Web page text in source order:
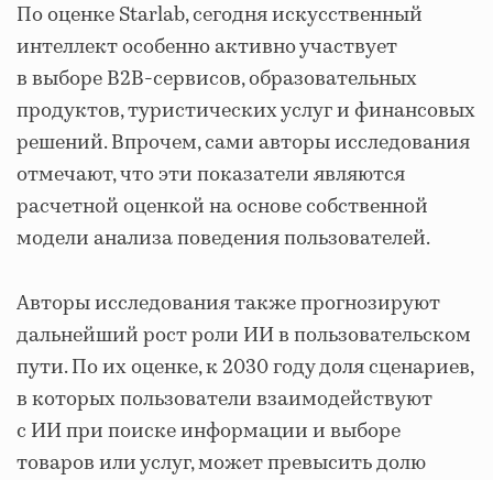
По оценке Starlab, сегодня искусственный
интеллект особенно активно участвует
в выборе B2B-сервисов, образовательных
продуктов, туристических услуг и финансовых
решений. Впрочем, сами авторы исследования
отмечают, что эти показатели являются
расчетной оценкой на основе собственной
модели анализа поведения пользователей.
Авторы исследования также прогнозируют
дальнейший рост роли ИИ в пользовательском
пути. По их оценке, к 2030 году доля сценариев,
в которых пользователи взаимодействуют
с ИИ при поиске информации и выборе
товаров или услуг, может превысить долю